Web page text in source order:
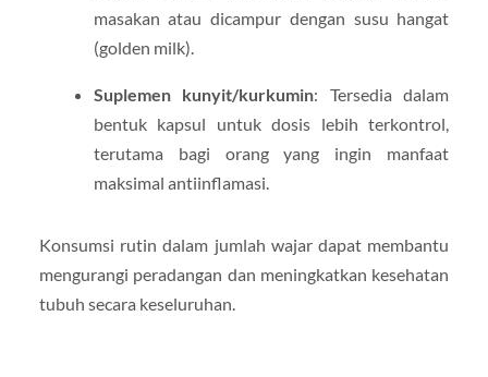
masakan atau dicampur dengan susu hangat
(golden milk).
Suplemen kunyit/kurkumin: Tersedia dalam
bentuk kapsul untuk dosis lebih terkontrol,
terutama bagi orang yang ingin manfaat
maksimal antiinflamasi.
Konsumsi rutin dalam jumlah wajar dapat membantu
mengurangi peradangan dan meningkatkan kesehatan
tubuh secara keseluruhan.